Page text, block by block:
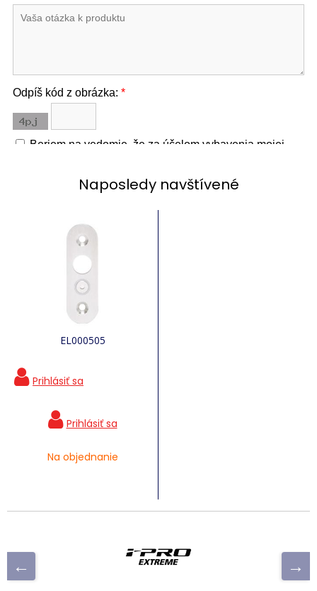
Naposledy navštívené
EL000505
Na objednanie